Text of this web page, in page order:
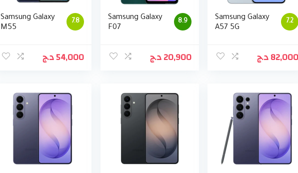
7.8
Samsung Galaxy
M55
54,000د.ج
8.9
Samsung Galaxy
F07
20,900د.ج
7.2
Samsung Galaxy
A57 5G
82,000د.ج